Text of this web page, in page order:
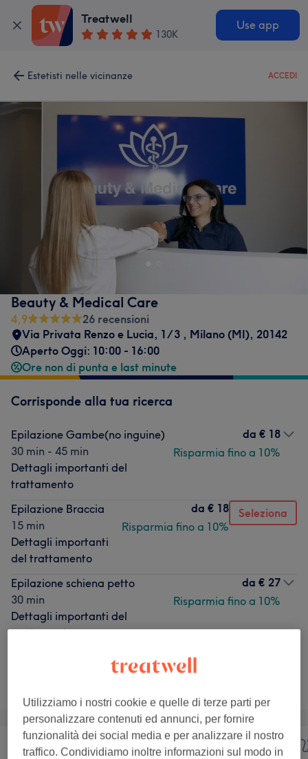
Treatwell
130K
Use app
Estetisti nelle vicinanze ACCEDI
Beauty & Medical Care
4,9
26 recensioni
Via Privata Renzo e Lucia, 1/3 , Milano (MI), 20142
Aperto Oggi: 10:00 - 16:00
Ore non di punta e last minute
Corrisponde alla tua ricerca
Epilazione Gambe(no inguine)
30 min - 45 min
Dettagli importanti del
trattamento
da € 18
Risparmia fino a 10%
Epilazione Braccia
15 min
Dettagli importanti
del trattamento
da € 18
Risparmia fino a 10%
Seleziona
Epilazione schiena petto
30 min
Dettagli importanti del
trattamento
da € 27
Risparmia fino a 10%
Non è quello che cercavi?
Utilizziamo i nostri cookie e quelle di terze parti per
personalizzare contenuti ed annunci, per fornire
funzionalità dei social media e per analizzare il nostro
traffico. Condividiamo inoltre informazioni sul modo in